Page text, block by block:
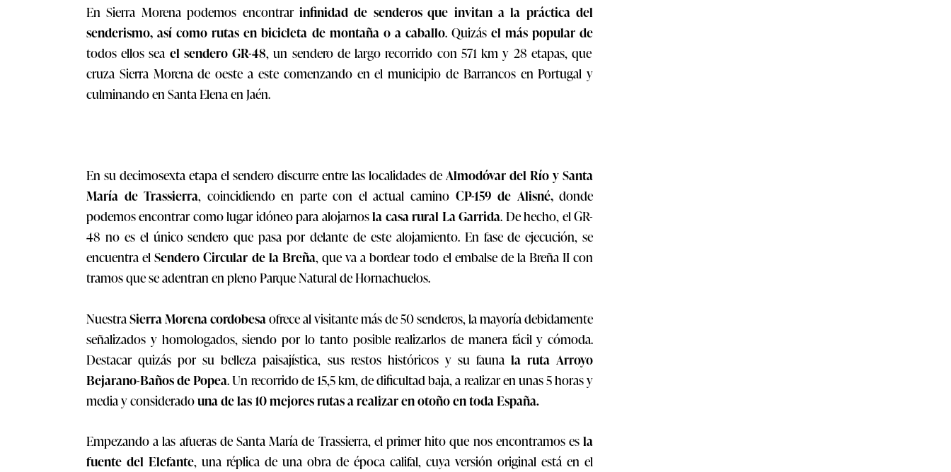
En Sierra Morena podemos encontrarinfinidad de senderos que invitan a la práctica del
senderismo, así como rutas en bicicleta de montaña o a caballo. Quizásel más popular de
todos ellos sea el sendero GR-48, un sendero de largo recorrido con 571 km y 28 etapas, que
cruza Sierra Morena de oeste a este comenzando en el municipio de Barrancos en Portugal y
culminando en Santa Elena en Jaén.
En su decimosexta etapa el sendero discurre entre las localidades de Almodóvar del Río y Santa
María de Trassierra, coincidiendo en parte con el actual camino CP-159 de Alisné,donde
podemos encontrar como lugar idóneo para alojarnosla casa rural La Garrida. De hecho, el GR-
48 no es el único sendero que pasa por delante de este alojamiento. En fase de ejecución, se
encuentra elSendero Circular de la Breña, que va a bordear todo el embalse de la Breña II con
tramos que se adentran en pleno Parque Natural de Hornachuelos.
NuestraSierra Morena cordobesaofrece al visitante más de 50 senderos, la mayoría debidamente
señalizados y homologados, siendo por lo tanto posible realizarlos de manera fácil y cómoda.
Destacar quizás por su belleza paisajística, sus restos históricos y su faunala ruta Arroyo
Bejarano-Baños de Popea. Un recorrido de 15,5 km, de dificultad baja, a realizar en unas 5 horas y
media y consideradouna de las 10 mejores rutas a realizar en otoño en toda España.
Empezando a las afueras de Santa María de Trassierra, el primer hito que nos encontramos esla
fuente del Elefante, una réplica de una obra de época califal, cuya versión original está en el